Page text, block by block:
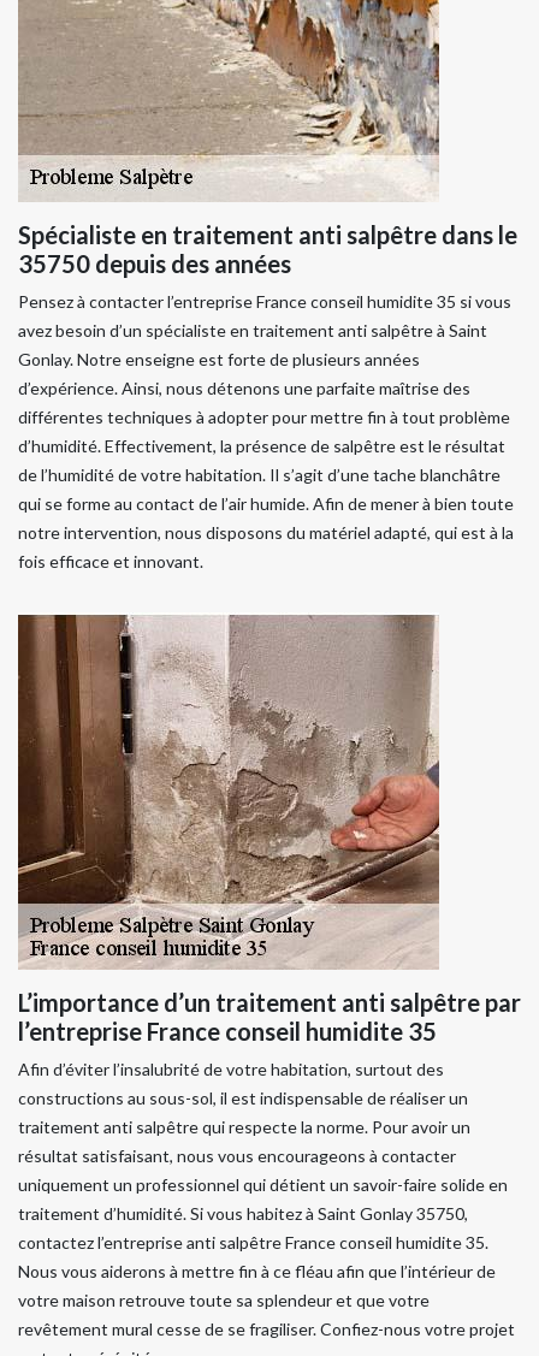
Spécialiste en traitement anti salpêtre dans le
35750 depuis des années
Pensez à contacter l’entreprise France conseil humidite 35 si vous
avez besoin d’un spécialiste en traitement anti salpêtre à Saint
Gonlay. Notre enseigne est forte de plusieurs années
d’expérience. Ainsi, nous détenons une parfaite maîtrise des
différentes techniques à adopter pour mettre fin à tout problème
d’humidité. Effectivement, la présence de salpêtre est le résultat
de l’humidité de votre habitation. Il s’agit d’une tache blanchâtre
qui se forme au contact de l’air humide. Afin de mener à bien toute
notre intervention, nous disposons du matériel adapté, qui est à la
fois efficace et innovant.
L’importance d’un traitement anti salpêtre par
l’entreprise France conseil humidite 35
Afin d’éviter l’insalubrité de votre habitation, surtout des
constructions au sous-sol, il est indispensable de réaliser un
traitement anti salpêtre qui respecte la norme. Pour avoir un
résultat satisfaisant, nous vous encourageons à contacter
uniquement un professionnel qui détient un savoir-faire solide en
traitement d’humidité. Si vous habitez à Saint Gonlay 35750,
contactez l’entreprise anti salpêtre France conseil humidite 35.
Nous vous aiderons à mettre fin à ce fléau afin que l’intérieur de
votre maison retrouve toute sa splendeur et que votre
revêtement mural cesse de se fragiliser. Confiez-nous votre projet